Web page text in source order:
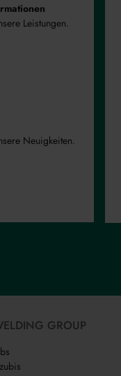
Leistungen.
Neuigkeiten.
GROUP